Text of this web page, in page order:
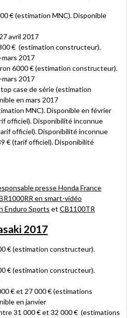
€ (estimation MNC). Disponible
avril 2017
€ (estimation constructeur).
2017
6000 € (estimation constructeur).
2017
case de série (estimation
en mars 2017
MNC). Disponible en février
officiel). Disponibilité inconnue
officiel). Disponibilité inconnue
€ (tarif officiel). Disponibilité
presse Honda France
en smart-vidéo
Enduro Sports et CB1100TR
2017
€ (estimation constructeur).
€ (estimation constructeur).
€ et 27 000 € (estimations
en janvier
31 000 € et 32 000 € (estimations